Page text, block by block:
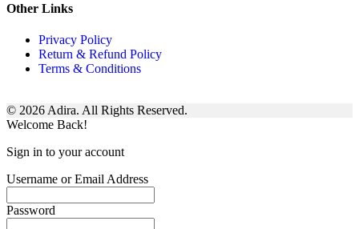
Other Links
Privacy Policy
Return & Refund Policy
Terms & Conditions
© 2026 Adira. All Rights Reserved.
Welcome Back!
Sign in to your account
Username or Email Address
Password